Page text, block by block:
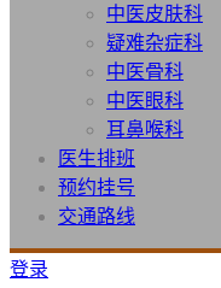
中医皮肤科
疑难杂症科
中医骨科
中医眼科
耳鼻喉科
医生排班
预约挂号
交通路线
登录